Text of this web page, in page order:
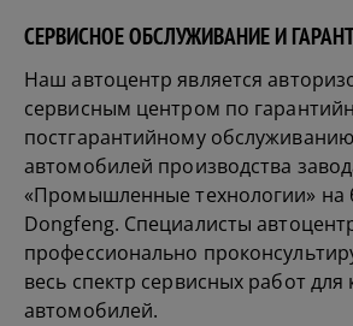
СЕРВИСНОЕ ОБСЛУЖИВАНИЕ И
Наш автоцентр является
сервисным центром по
постгарантийному
автомобилей производства
«Промышленные технологии» на
Dongfeng. Cпециалисты
профессионально
весь спектр сервисных работ для
автомобилей.